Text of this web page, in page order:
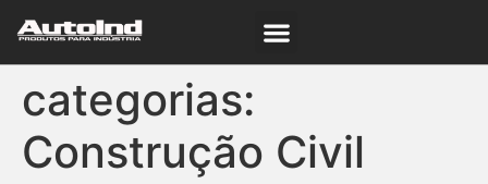
categorias:
Construção Civil